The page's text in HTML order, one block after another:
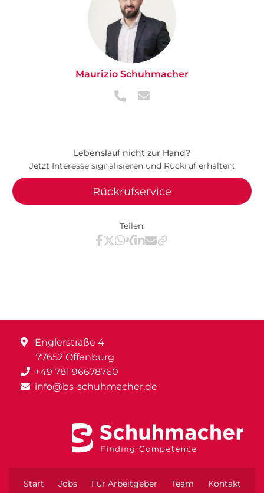
Maurizio Schuhmacher
Lebenslauf nicht zur Hand?
Jetzt Interesse signalisieren und Rückruf erhalten:
Rückrufservice
Teilen:
Teilen via Facebook
Teilen via X / Twitter
Teilen via WhatsApp
Teilen via Xing
Teilen via LinkedIn
Teilen via E-Mail
Englerstraße 4
77652 Offenburg
+49 781 96678760
info@bs-schuhmacher.de
Start Jobs Für Arbeitgeber Team
Kontakt